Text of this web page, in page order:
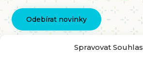
Spravovat Souhlas
Kontaktujte nás
info@vychovakectnostem.cz